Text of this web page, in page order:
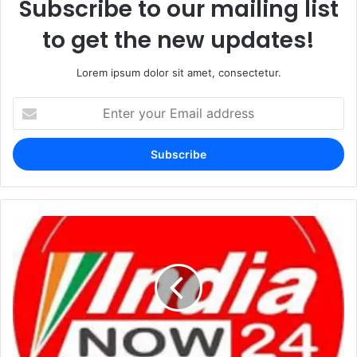
Subscribe to our mailing list
to get the new updates!
Lorem ipsum dolor sit amet, consectetur.